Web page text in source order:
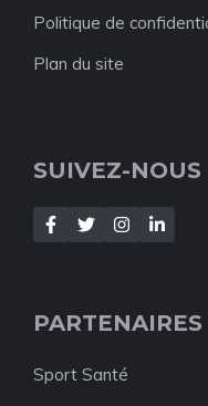
Politique de
Plan du site
SUIVEZ-NOUS
PARTENAIRES
Sport Santé